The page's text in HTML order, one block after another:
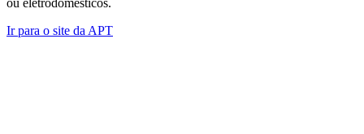
Ir para o site da APT